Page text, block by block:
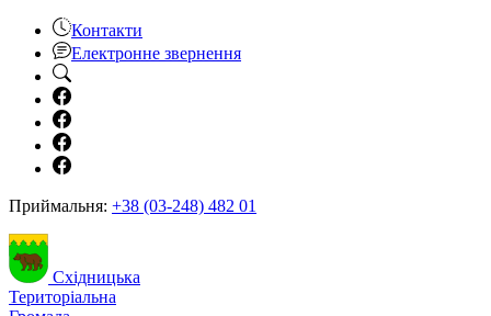
Контакти
Електронне звернення
Приймальня: +38 (03-248) 482 01
Східницька
Територіальна